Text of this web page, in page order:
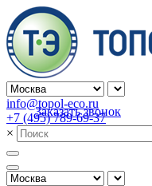
info@topol-eco.ru
+7 (495) 789-69-37
Заказать звонок
×